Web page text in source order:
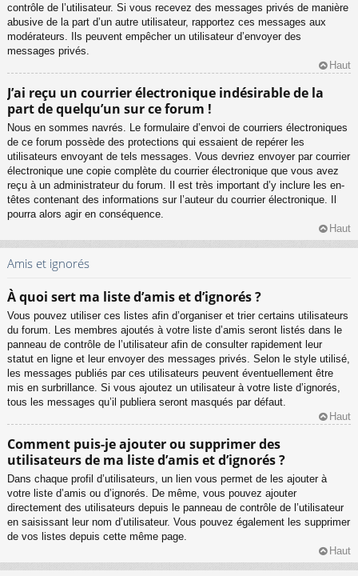
contrôle de l’utilisateur. Si vous recevez des messages privés de manière
abusive de la part d’un autre utilisateur, rapportez ces messages aux
modérateurs. Ils peuvent empêcher un utilisateur d’envoyer des
messages privés.
Haut
J’ai reçu un courrier électronique indésirable de la
part de quelqu’un sur ce forum !
Nous en sommes navrés. Le formulaire d’envoi de courriers électroniques
de ce forum possède des protections qui essaient de repérer les
utilisateurs envoyant de tels messages. Vous devriez envoyer par courrier
électronique une copie complète du courrier électronique que vous avez
reçu à un administrateur du forum. Il est très important d’y inclure les en-
têtes contenant des informations sur l’auteur du courrier électronique. Il
pourra alors agir en conséquence.
Haut
Amis et ignorés
À quoi sert ma liste d’amis et d’ignorés ?
Vous pouvez utiliser ces listes afin d’organiser et trier certains utilisateurs
du forum. Les membres ajoutés à votre liste d’amis seront listés dans le
panneau de contrôle de l’utilisateur afin de consulter rapidement leur
statut en ligne et leur envoyer des messages privés. Selon le style utilisé,
les messages publiés par ces utilisateurs peuvent éventuellement être
mis en surbrillance. Si vous ajoutez un utilisateur à votre liste d’ignorés,
tous les messages qu’il publiera seront masqués par défaut.
Haut
Comment puis-je ajouter ou supprimer des
utilisateurs de ma liste d’amis et d’ignorés ?
Dans chaque profil d’utilisateurs, un lien vous permet de les ajouter à
votre liste d’amis ou d’ignorés. De même, vous pouvez ajouter
directement des utilisateurs depuis le panneau de contrôle de l’utilisateur
en saisissant leur nom d’utilisateur. Vous pouvez également les supprimer
de vos listes depuis cette même page.
Haut